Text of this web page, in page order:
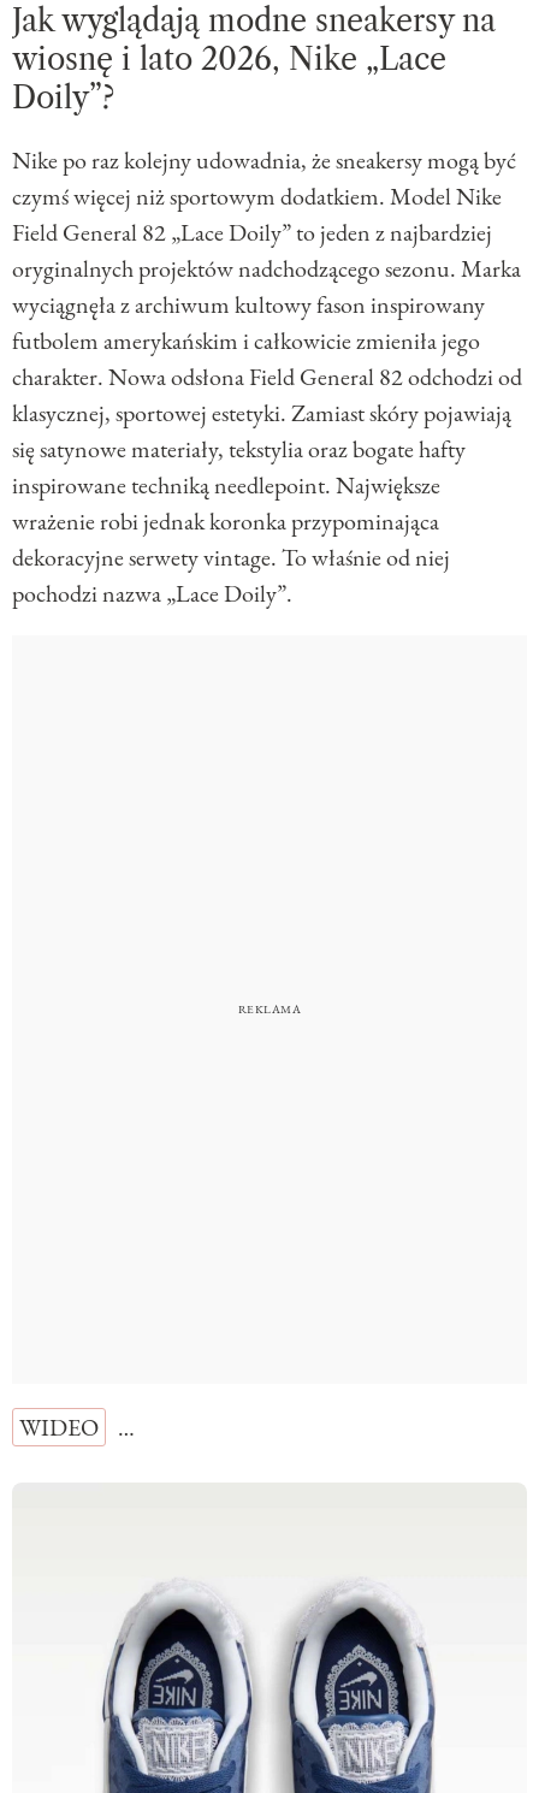
Jak wyglądają modne sneakersy na
wiosnę i lato 2026, Nike „Lace
Doily”?
Nikepo raz kolejny udowadnia, że sneakersy mogą być
czymś więcej niż sportowym dodatkiem. Model Nike
Field General 82 „Lace Doily” to jeden z najbardziej
oryginalnych projektów nadchodzącego sezonu. Marka
wyciągnęła z archiwum kultowy fason inspirowany
futbolem amerykańskim i całkowicie zmieniła jego
charakter. Nowa odsłona Field General 82 odchodzi od
klasycznej, sportowej estetyki. Zamiast skóry pojawiają
się satynowe materiały, tekstylia oraz bogate hafty
inspirowane techniką needlepoint. Największe
wrażenie robi jednak koronka przypominająca
dekoracyjne serwety vintage. To właśnie od niej
pochodzi nazwa „Lace Doily”.
WIDEO …